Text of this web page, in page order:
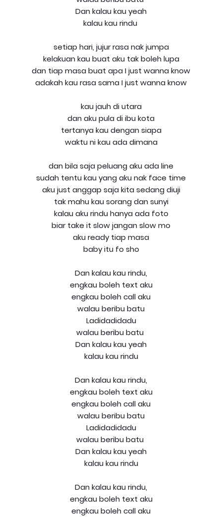
Dan kalau kau yeah
kalau kau rindu
setiap hari, jujur rasa nak jumpa
kelakuan kau buat aku tak boleh lupa
dan tiap masa buat apa I just wanna know
adakah kau rasa sama I just wanna know
kau jauh di utara
dan aku pula di ibu kota
tertanya kau dengan siapa
waktu ni kau ada dimana
dan bila saja peluang aku ada line
sudah tentu kau yang aku nak face time
aku just anggap saja kita sedang diuji
tak mahu kau sorang dan sunyi
kalau aku rindu hanya ada foto
biar take it slow jangan slow mo
aku ready tiap masa
baby itu fo sho
Dan kalau kau rindu,
engkau boleh text aku
engkau boleh call aku
walau beribu batu
Ladidadidadu
walau beribu batu
Dan kalau kau yeah
kalau kau rindu
Dan kalau kau rindu,
engkau boleh text aku
engkau boleh call aku
walau beribu batu
Ladidadidadu
walau beribu batu
Dan kalau kau yeah
kalau kau rindu
Dan kalau kau rindu,
engkau boleh text aku
engkau boleh call aku